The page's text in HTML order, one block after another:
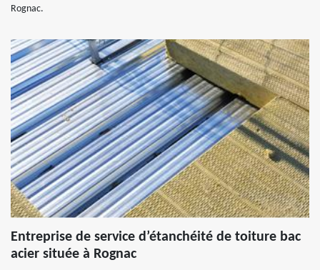
Rognac.
Entreprise de service d’étanchéité de toiture bac
acier située à Rognac